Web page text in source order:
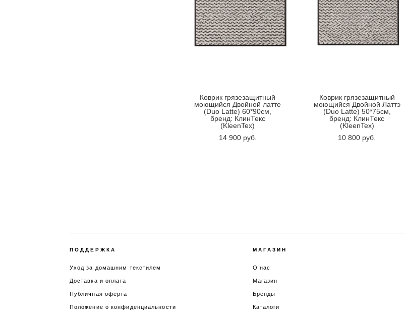
Коврик грязезащитный
моющийся Двойной латте
(Duo Latte) 60*90см,
бренд: КлинТекс
(KleenTex)
14 900 pуб.
Коврик грязезащитный
моющийся Двойной Латтэ
(Duo Latte) 50*75см,
бренд: КлинТекс
(KleenTex)
10 800 pуб.
ПОДДЕРЖКА
Уход за домашним текстилем
Доставка и оплата
Публичная оферта
Положение о конфиденциальности
МАГАЗИН
О нас
Магазин
Бренды
Каталоги